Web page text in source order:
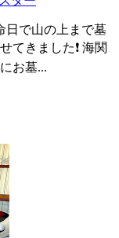
日で山の上まで墓
てきました❗️ 海関
お墓...